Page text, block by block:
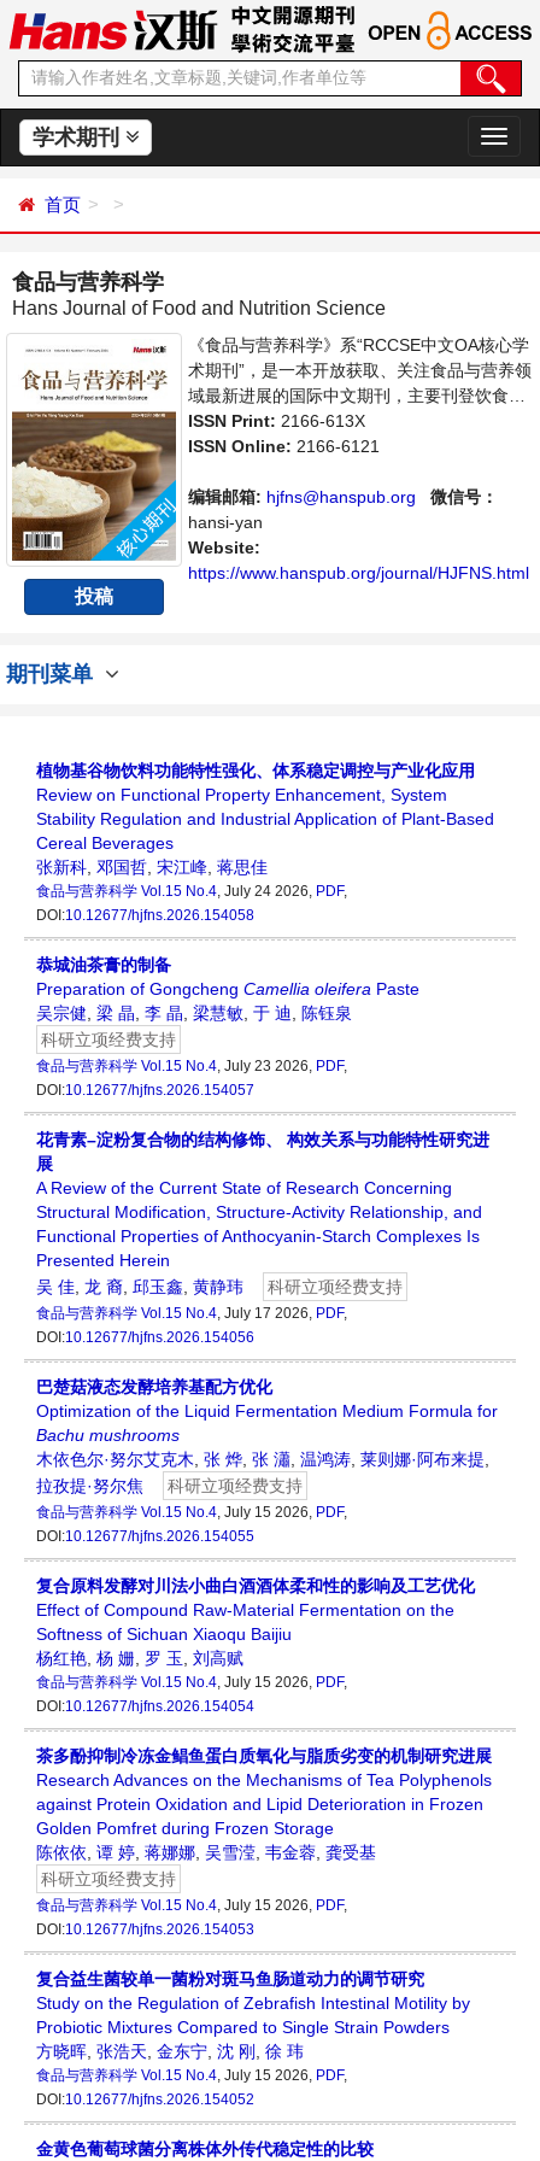
学术期刊
切
换
首页
食品与营养科学
Hans Journal of Food and Nutrition Science
投稿
《食品与营养科学》系“RCCSE中文OA核心学
术期刊”，是一本开放获取、关注食品与营养领
域最新进展的国际中文期刊，主要刊登饮食与
疾病、动植物营养学、食品安全与卫生、营养
与社会经济等相关内容的学术论文和成果报道
科学，繁荣学术，集学术性、思想性为一体，
旨在给世界范围内的科学家、学者、科研人员
提供一个传播、分享和讨论食品与营养领域内
不同方向问题与发展的交流平台。
ISSN Print: 2166-613X
ISSN Online: 2166-6121
编辑邮箱: hjfns@hanspub.org
微信号：
hansi-yan
Website:
https://www.hanspub.org/journal/HJFNS.html
期刊菜单
植物基谷物饮料功能特性强化、体系稳定调控与产业化应用
Review on Functional Property Enhancement, System
Stability Regulation and Industrial Application of Plant-Based
Cereal Beverages
张新科 邓国哲 宋江峰 蒋思佳
食品与营养科学 Vol.15 No.4, July 24 2026, PDF,
DOI:10.12677/hjfns.2026.154058
恭城油茶膏的制备
Preparation of Gongcheng Camellia oleifera Paste
吴宗健 梁 晶 李 晶 梁慧敏 于 迪
陈钰泉
科研立项经费支持
食品与营养科学 Vol.15 No.4, July 23 2026, PDF,
DOI:10.12677/hjfns.2026.154057
花青素–淀粉复合物的结构修饰、 构效关系与功能特性研究进
展
A Review of the Current State of Research Concerning
Structural Modification, Structure-Activity Relationship, and
Functional Properties of Anthocyanin-Starch Complexes Is
Presented Herein
吴 佳 龙 裔 邱玉鑫 黄静玮 科研立项经费支持
食品与营养科学 Vol.15 No.4, July 17 2026, PDF,
DOI:10.12677/hjfns.2026.154056
巴楚菇液态发酵培养基配方优化
Optimization of the Liquid Fermentation Medium Formula for
Bachu mushrooms
木依色尔·努尔艾克木 张 烨 张 瀟 温鸿涛 莱则娜·阿布来提
拉孜提·努尔焦
科研立项经费支持
食品与营养科学 Vol.15 No.4, July 15 2026, PDF,
DOI:10.12677/hjfns.2026.154055
复合原料发酵对川法小曲白酒酒体柔和性的影响及工艺优化
Effect of Compound Raw-Material Fermentation on the
Softness of Sichuan Xiaoqu Baijiu
杨红艳 杨 姗 罗 玉 刘高赋
食品与营养科学 Vol.15 No.4, July 15 2026, PDF,
DOI:10.12677/hjfns.2026.154054
茶多酚抑制冷冻金鲳鱼蛋白质氧化与脂质劣变的机制研究进展
Research Advances on the Mechanisms of Tea Polyphenols
against Protein Oxidation and Lipid Deterioration in Frozen
Golden Pomfret during Frozen Storage
陈依依 谭 婷 蒋娜娜 吴雪滢 韦金蓉 龚受基
科研立项经费支持
食品与营养科学 Vol.15 No.4, July 15 2026, PDF,
DOI:10.12677/hjfns.2026.154053
复合益生菌较单一菌粉对斑马鱼肠道动力的调节研究
Study on the Regulation of Zebrafish Intestinal Motility by
Probiotic Mixtures Compared to Single Strain Powders
方晓晖 张浩天 金东宁 沈 刚 徐 玮
食品与营养科学 Vol.15 No.4, July 15 2026, PDF,
DOI:10.12677/hjfns.2026.154052
金黄色葡萄球菌分离株体外传代稳定性的比较